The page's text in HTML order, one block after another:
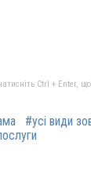
Ctrl + Enter,
#усі види